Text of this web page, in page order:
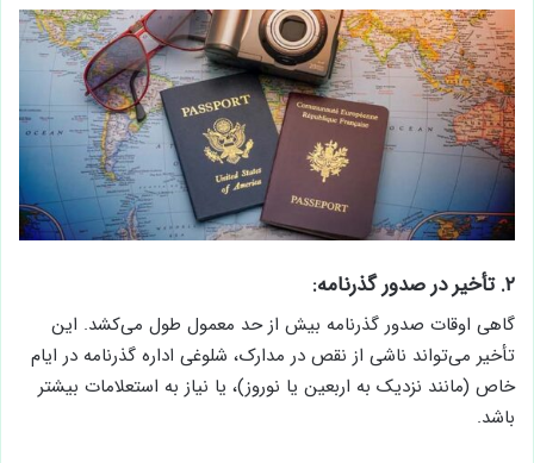
۲. تأخیر در صدور گذرنامه:
گاهی اوقات صدور گذرنامه بیش از حد معمول طول می‌کشد. این
تأخیر می‌تواند ناشی از نقص در مدارک، شلوغی اداره گذرنامه در ایام
خاص (مانند نزدیک به اربعین یا نوروز)، یا نیاز به استعلامات بیشتر
باشد.